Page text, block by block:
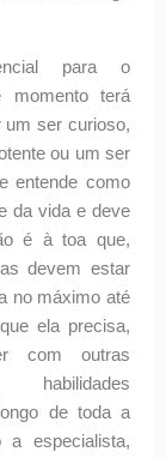
para o
momento terá
um ser curioso,
ou um ser
entende como
da vida e deve
é à toa que,
devem estar
no máximo até
ela precisa,
com outras
habilidades
de toda a
especialista,